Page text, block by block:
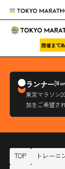
開催まで
ランナー
東京マラソン
加をご希望さ
TOP トレーニ